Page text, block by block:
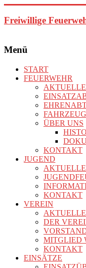
Inhalt
springen
Freiwillige
Menü
START
FEUERWEHR
ÜBER UNS
KONTAKT
JUGEND
KONTAKT
VEREIN
DER
MITGLIED
KONTAKT
EINSÄTZE